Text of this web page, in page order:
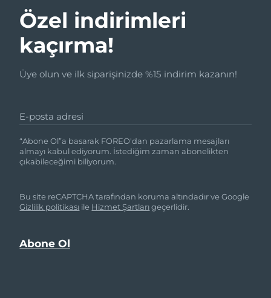
Özel indirimleri
kaçırma!
Üye olun ve ilk siparişinizde %15 indirim kazanın!
E-posta adresi
“Abone Ol”a basarak FOREO'dan pazarlama mesajları
almayı kabul ediyorum. İstediğim zaman abonelikten
çıkabileceğimi biliyorum.
Bu site reCAPTCHA tarafından koruma altındadır ve Google
Gizlilik politikası ile Hizmet Şartlarıgeçerlidir.